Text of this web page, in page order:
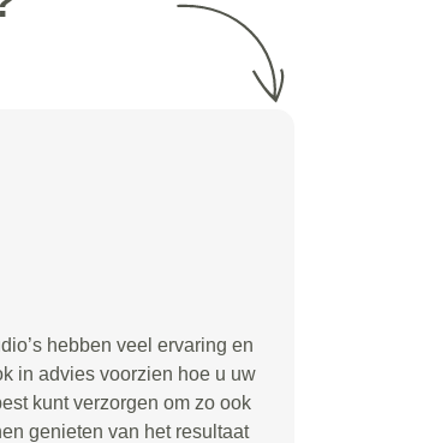
hebben veel ervaring en
in advies voorzien hoe u uw
kunt verzorgen om zo ook
genieten van het resultaat